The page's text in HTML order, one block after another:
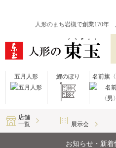
人形のまち岩槻で創業170年
五月人形 鯉のぼり 名前旗〈
店舗
一覧
展示会
お知らせ・新着